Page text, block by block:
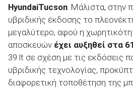
HyundaiTucson . Μάλιστα, στην
υβριδικής έκδοσης το
μεγαλύτερο, αφού η
αποσκευών έχει αυξηθεί στα
39 lt σε σχέση με τις εκδόσεις
υβριδικής τεχνολογίας,
διαφορετική τοποθέτηση της